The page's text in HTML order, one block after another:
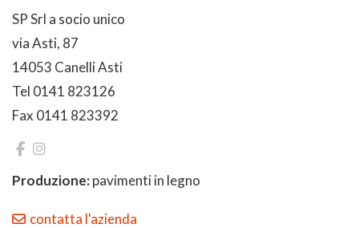
SP Srl a socio unico
via Asti, 87
14053 Canelli Asti
Tel 0141 823126
Fax 0141 823392
Produzione:pavimenti in legno
contatta l'azienda